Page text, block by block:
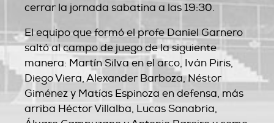
cerrar la jornada sabatina a las 19:30.
El equipo que formó el profe Daniel Garnero
saltó al campo de juego de la siguiente
manera: Martín Silva en el arco, Iván Piris,
Diego Viera, Alexander Barboza, Néstor
Giménez y Matías Espinoza en defensa, más
arriba Héctor Villalba, Lucas Sanabria,